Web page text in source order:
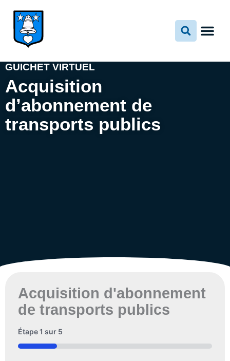
contenu
GUICHET VIRTUEL
Acquisition
d’abonnement de
transports publics
Acquisition d'abonnement
de transports publics
Étape1 sur 5
20%